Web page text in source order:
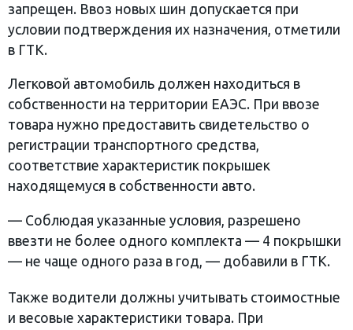
запрещен. Ввоз новых шин допускается при
условии подтверждения их назначения, отметили
в ГТК.
Легковой автомобиль должен находиться в
собственности на территории ЕАЭС. При ввозе
товара нужно предоставить свидетельство о
регистрации транспортного средства,
соответствие характеристик покрышек
находящемуся в собственности авто.
— Соблюдая указанные условия, разрешено
ввезти не более одного комплекта — 4 покрышки
— не чаще одного раза в год, — добавили в ГТК.
Также водители должны учитывать стоимостные
и весовые характеристики товара. При